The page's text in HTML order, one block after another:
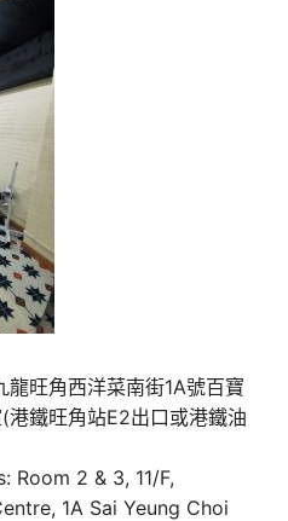
旺角西洋菜南街1A號百寶
鐵旺角站E2出口或港鐵油
Room 2 & 3, 11/F,
1A Sai Yeung Choi